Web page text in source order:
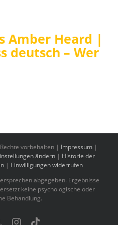
Amber Heard |
deutsch – Wer
vorbehalten | Impressum|
ändern| Historie der
| Einwilligungen widerrufen
abgegeben. Ergebnisse
keine psychologische oder
Behandlung.
Benutzerdefiniert
Instagram
Tiktok